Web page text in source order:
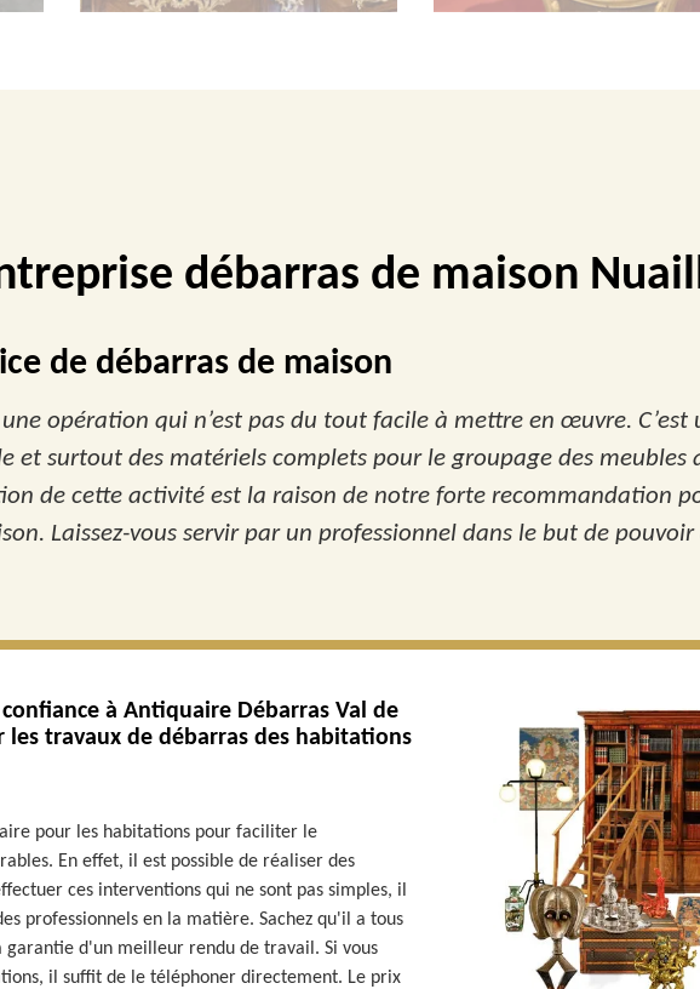
débarras de maison
de débarras de maison
opération qui n’est pas du tout facile à mettre en œuvre.
et surtout des matériels complets pour le groupage des meubles
de cette activité est la raison de notre forte recommandation
Laissez-vous servir par un professionnel dans le but de
à Antiquaire Débarras Val de
les travaux de débarras des habitations
pour les habitations pour faciliter le
En effet, il est possible de réaliser des
ces interventions qui ne sont pas simples, il
professionnels en la matière. Sachez qu'il a tous
garantie d'un meilleur rendu de travail. Si vous
il suffit de le téléphoner directement. Le prix